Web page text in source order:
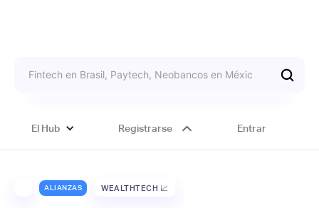
El Hub Registrarse Entrar
ALIANZAS WEALTHTECH 📈